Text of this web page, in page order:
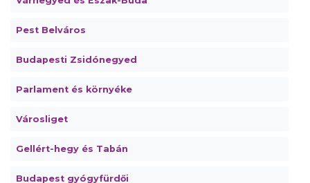
Pest Belváros
Budapesti Zsidónegyed
Parlament és környéke
Városliget
Gellért-hegy és Tabán
Budapest gyógyfürdői